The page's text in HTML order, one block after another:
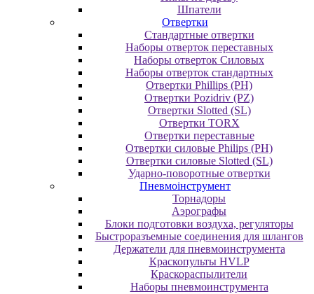
Шпатели
Отвертки
Cтандартные отвертки
Наборы отверток переставных
Наборы отверток Силовых
Наборы отверток стандартных
Отвертки Phillips (PH)
Отвертки Pozidriv (PZ)
Отвертки Slotted (SL)
Отвертки TORX
Отвертки переставные
Отвертки силовые Philips (PH)
Отвертки силовые Slotted (SL)
Ударно-поворотные отвертки
Пневмоінструмент
Topнaдopы
Аэрографы
Блоки подготовки воздуха, регуляторы
Быстроразъемные соединения для шлангов
Держатели для пневмоинструмента
Краскопульты HVLP
Краскораспылители
Наборы пневмоинструмента